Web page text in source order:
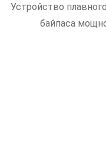
Устройство
байпаса